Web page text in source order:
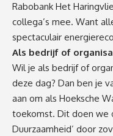
Rabobank Het
collega’s mee. Want
spectaculair
Als bedrijf of
Wil je als bedrijf of
deze dag? Dan ben je
aan om als Hoeksche
toekomst. Dit doen we
Duurzaamheid’ door